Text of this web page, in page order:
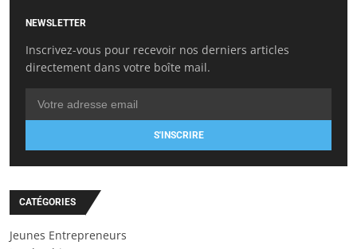
NEWSLETTER
Inscrivez-vous pour recevoir nos derniers articles
directement dans votre boîte mail.
S'INSCRIRE
CATÉGORIES
Jeunes Entrepreneurs